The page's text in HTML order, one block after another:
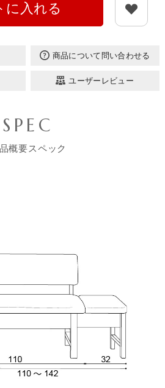
に入れる
商品について問い合わせる
ユーザーレビュー
SPEC
概要スペック